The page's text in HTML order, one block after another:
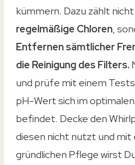
kümmern. Dazu zählt
regelmäßige Chloren,
Entfernen sämtlicher
die Reinigung des Filters.
und prüfe mit einem
pH-Wert sich im
befindet. Decke den
diesen nicht nutzt und mit
gründlichen Pflege wirst